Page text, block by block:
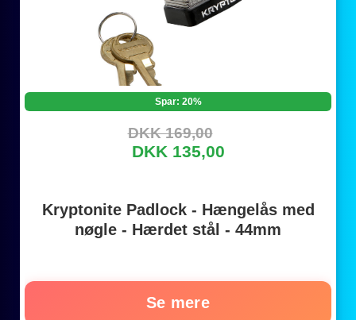
Spar: 20%
DKK 169,00
DKK 135,00
Kryptonite Padlock - Hængelås med
nøgle - Hærdet stål - 44mm
Se mere